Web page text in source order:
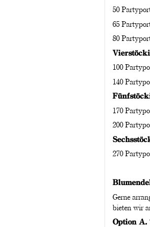
50
65
80
100
140
170
200
270
Gerne
bieten wir
Option A.